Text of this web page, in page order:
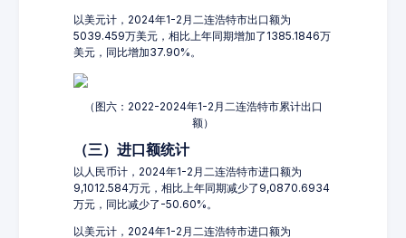
以美元计，2024年1-2月二连浩特市出口额为
5039.459万美元，相比上年同期增加了1385.1846万
美元，同比增加37.90%。
（图六：2022-2024年1-2月二连浩特市累计出口
额）
（三）进口额统计
以人民币计，2024年1-2月二连浩特市进口额为
9,1012.584万元，相比上年同期减少了9,0870.6934
万元，同比减少了-50.60%。
以美元计，2024年1-2月二连浩特市进口额为